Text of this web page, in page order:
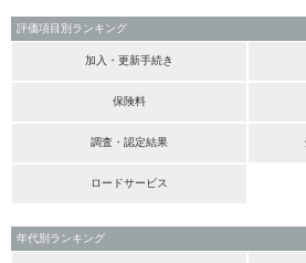
評価項目別ランキング
加入・更新手続き
保険料
調査・認定結果
ロードサービス
年代別ランキング